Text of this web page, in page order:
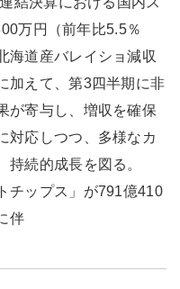
万円（前年比5.5％
海道産バレイショ減収
加えて、第3四半期に非
が寄与し、増収を確保
対応しつつ、多様なカ
持続的成長を図る。
チップス」が791億410
伴